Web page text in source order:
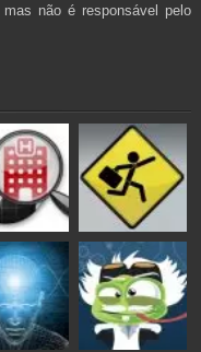
, mas não é responsável pelo